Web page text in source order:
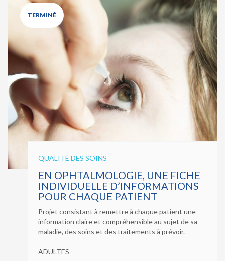
TERMINÉ
QUALITÉ DES SOINS
EN OPHTALMOLOGIE, UNE FICHE
INDIVIDUELLE D’INFORMATIONS
POUR CHAQUE PATIENT
Projet consistant à remettre à chaque patient une
information claire et compréhensible au sujet de sa
maladie, des soins et des traitements à prévoir.
ADULTES